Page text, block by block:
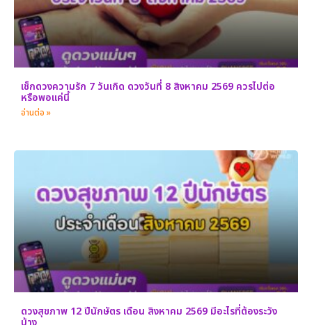
เช็กดวงความรัก 7 วันเกิด ดวงวันที่ 8 สิงหาคม 2569 ควรไปต่อ
หรือพอแค่นี้
อ่านต่อ »
ดวงสุขภาพ 12 ปีนักษัตร เดือน สิงหาคม 2569 มีอะไรที่ต้องระวัง